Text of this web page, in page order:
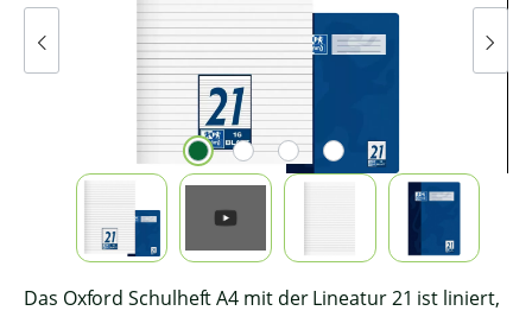
Das Oxford Schulheft A4 mit der Lineatur 21 ist liniert,